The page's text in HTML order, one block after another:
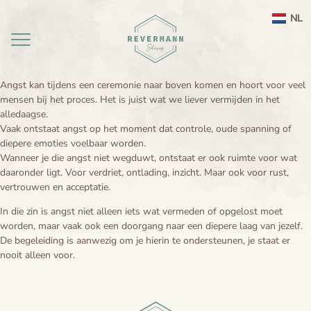
NL
Home
aanbod
Ayahuasca ceremonie weekend Nederland
Leela therapie
Ayahuasca integratie
agenda
Ayahuasca
Ayahuasca informatie
Ayahuasca veiligheid
Over
Angst kan tijdens een ceremonie naar boven komen en hoort voor veel
mensen bij het proces. Het is juist wat we liever vermijden in het
alledaagse.
Vaak ontstaat angst op het moment dat controle, oude spanning of
diepere emoties voelbaar worden.
Wanneer je die angst niet wegduwt, ontstaat er ook ruimte voor wat
daaronder ligt. Voor verdriet, ontlading, inzicht. Maar ook voor rust,
vertrouwen en acceptatie.
In die zin is angst niet alleen iets wat vermeden of opgelost moet
worden, maar vaak ook een doorgang naar een diepere laag van jezelf.
De begeleiding is aanwezig om je hierin te ondersteunen, je staat er
nooit alleen voor.